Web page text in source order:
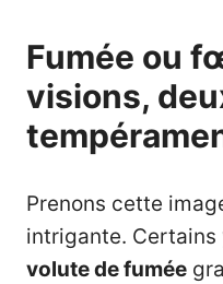
Fumée ou
visions,
Prenons cette
intrigante. Certains
volute de fumée